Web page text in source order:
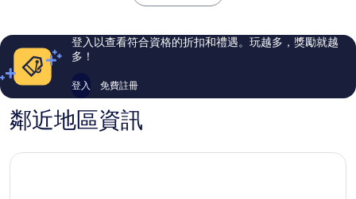
評
論
評
論
登入以查看符合資格的折扣和禮遇。玩越多，獎勵就越
多！
登入 免費註冊
鄰近地區資訊